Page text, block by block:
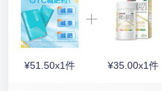
¥51.50x1件 ¥35.00x1件